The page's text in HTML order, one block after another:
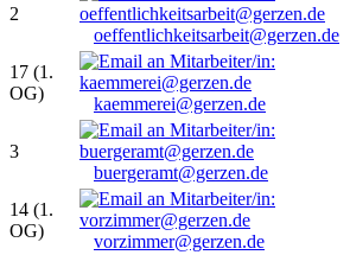
2
oeffentlichkeitsarbeit@gerzen.de
17 (1.
OG)
kaemmerei@gerzen.de
3
buergeramt@gerzen.de
14 (1.
OG)
vorzimmer@gerzen.de